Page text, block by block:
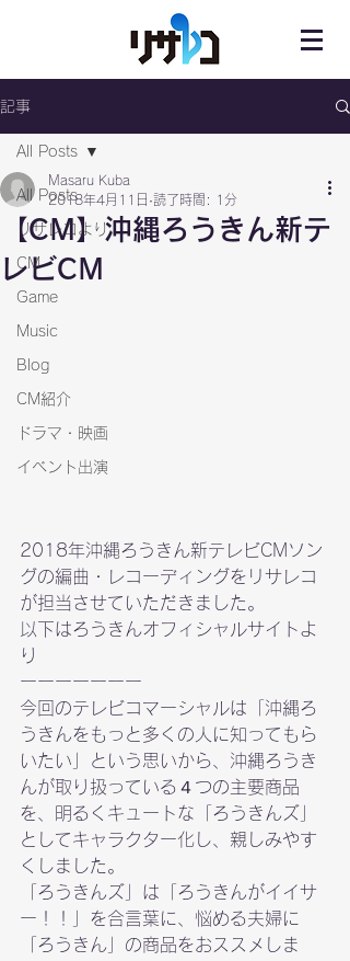
記事
All Posts
リサレコより
CM
Game
Music
Blog
CM紹介
ドラマ・映画
イベント出演
All Posts
【CM】沖縄ろうきん新テ
レビCM
Masaru Kuba
2018年4月11日 読了時間: 1分
2018年沖縄ろうきん新テレビCMソン
グの編曲・レコーディングをリサレコ
が担当させていただきました。
以下はろうきんオフィシャルサイトよ
り
ーーーーーーー
今回のテレビコマーシャルは「沖縄ろ
うきんをもっと多くの人に知ってもら
いたい」という思いから、沖縄ろうき
んが取り扱っている４つの主要商品
を、明るくキュートな「ろうきんズ」
としてキャラクター化し、親しみやす
くしました。
「ろうきんズ」は「ろうきんがイイサ
ー！！」を合言葉に、悩める夫婦に
「ろうきん」の商品をおススメしま